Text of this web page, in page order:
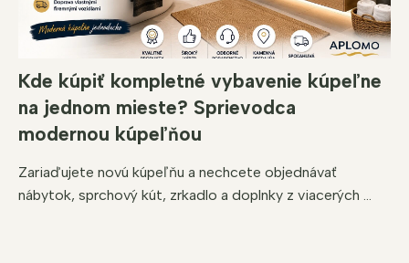
Kde kúpiť kompletné vybavenie kúpeľne
na jednom mieste? Sprievodca
modernou kúpeľňou
Zariaďujete novú kúpeľňu a nechcete objednávať
nábytok, sprchový kút, zrkadlo a doplnky z viacerých ...